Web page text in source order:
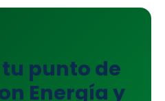
punto de
Energía y